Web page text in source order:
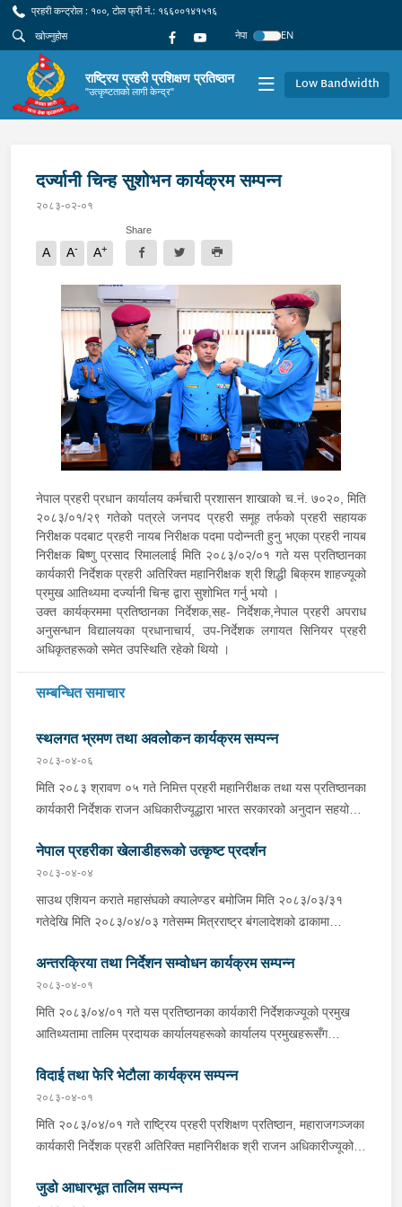
प्रहरी कन्ट्रोल : १००, टोल फ्री नं.: १६६००१४१५१६
नेपा
EN
राष्ट्रिय प्रहरी प्रशिक्षण प्रतिष्ठान
"उत्कृष्टताको लागी केन्द्र" Low Bandwidth
दर्ज्यानी चिन्ह सुशोभन कार्यक्रम सम्पन्न
२०८३-०२-०१
A A- A+
Share
नेपाल प्रहरी प्रधान कार्यालय कर्मचारी प्रशासन शाखाको च.नं. ७०२०, मिति
२०८३/०१/२९ गतेको पत्रले जनपद प्रहरी समूह तर्फको प्रहरी सहायक
निरीक्षक पदबाट प्रहरी नायब निरीक्षक पदमा पदोन्नती हुनु भएका प्रहरी नायब
निरीक्षक बिष्णु प्रसाद रिमाललाई मिति २०८३/०२/०१ गते यस प्रतिष्ठानका
कार्यकारी निर्देशक प्रहरी अतिरिक्त महानिरीक्षक श्री शिद्धी बिक्रम शाहज्यूको
प्रमुख आतिथ्यमा दर्ज्यानी चिन्ह द्वारा सुशोभित गर्नु भयो ।
उक्त कार्यक्रममा प्रतिष्ठानका निर्देशक,सह- निर्देशक,नेपाल प्रहरी अपराध
अनुसन्धान विद्यालयका प्रधानाचार्य, उप-निर्देशक लगायत सिनियर प्रहरी
अधिकृतहरूको समेत उपस्थिति रहेको थियो ।
सम्बन्धित समाचार
स्थलगत भ्रमण तथा अवलोकन कार्यक्रम सम्पन्न
२०८३-०४-०६
मिति २०८३ श्रावण ०५ गते निमित्त प्रहरी महानिरीक्षक तथा यस प्रतिष्ठानका
कार्यकारी निर्देशक राजन अधिकारीज्यूद्धारा भारत सरकारको अनुदान सहयोगमा
हुँदै गरेको राष्ट्रिय प्रहरी प्रशिक्षण प्रतिष्ठान परियोजनाको स्थलगत भ्रमण
तथा अवलोकन कार्यक्रम सम्पन्न भएको छ । उक्त कार्यक्रममा प्रहरी नायव
महानिरीक्षक ई. रामकुमार चौधरीज्यू, प्रहरी वरिष्ठ उपरीक्षक आ. हरि
डङ्गोलज्यू, भारतीय राजदुतावासका प्रतिनिधिज्यूहरू, परियोजनाका भारतीय
ईन्जिनियरहरू, निर्माण व्यवसायी ACIL-RCPL JV का प्राविधिक तथा
प्रतिनिधीहरूको उपस्थिति रहेको थियो ।
नेपाल प्रहरीका खेलाडीहरूको उत्कृष्ट प्रदर्शन
२०८३-०४-०४
साउथ एशियन कराते महासंघको क्यालेण्डर बमोजिम मिति २०८३/०३/३१
गतेदेखि मिति २०८३/०४/०३ गतेसम्म मित्रराष्ट्र बंगलादेशको ढाकामा
राष्ट्रको प्रतिनिधित्व गरी ७ स्वर्ण, ३ रजत र ३ कास्य गरी कुल १३ पदक
हासिल गर्न सफल नेपाल प्रहरीका कराते खेलाडीहरू लगायत नेपाल कराते
टिमका सम्पूर्ण खेलाडी तथा अफिसियलहरूलाई विभिन्न निकायले बधाई तथा
शुभकामना व्यक्त गरेका छन् ।
अन्तरक्रिया तथा निर्देशन सम्वोधन कार्यक्रम सम्पन्न
२०८३-०४-०१
मिति २०८३/०४/०१ गते यस प्रतिष्ठानका कार्यकारी निर्देशकज्यूको प्रमुख
आतिथ्यतामा तालिम प्रदायक कार्यालयहरूको कार्यालय प्रमुखहरूसँग
तथा निर्देशन सम्वोधन कार्यक्रम सम्पन्न भयो ।
विदाई तथा फेरि भेटौला कार्यक्रम सम्पन्न
२०८३-०४-०१
मिति २०८३/०४/०१ गते राष्ट्रिय प्रहरी प्रशिक्षण प्रतिष्ठान, महाराजगञ्जका
कार्यकारी निर्देशक प्रहरी अतिरिक्त महानिरीक्षक श्री राजन अधिकारीज्यूको
आयोग, टंगाल सरुवा हुनु भएका प्राविधिक प्रहरी उपरीक्षक सुनिल कुमार
जुडो आधारभूत तालिम सम्पन्न